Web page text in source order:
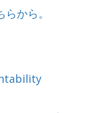
から。